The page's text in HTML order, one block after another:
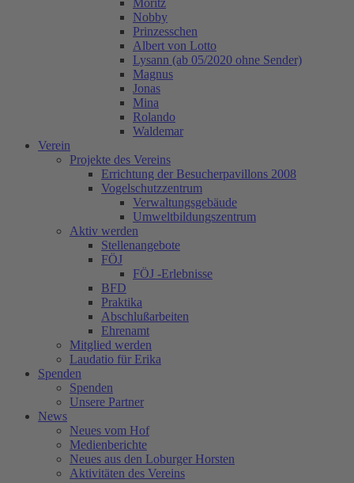
Moritz
Nobby
Prinzesschen
Albert von Lotto
Lysann (ab 05/2020 ohne Sender)
Magnus
Jonas
Mina
Rolando
Waldemar
Verein
Projekte des Vereins
Errichtung der Besucherpavillons 2008
Vogelschutzzentrum
Verwaltungsgebäude
Umweltbildungszentrum
Aktiv werden
Stellenangebote
FÖJ
FÖJ -Erlebnisse
BFD
Praktika
Abschlußarbeiten
Ehrenamt
Mitglied werden
Laudatio für Erika
Spenden
Spenden
Unsere Partner
News
Neues vom Hof
Medienberichte
Neues aus den Loburger Horsten
Aktivitäten des Vereins